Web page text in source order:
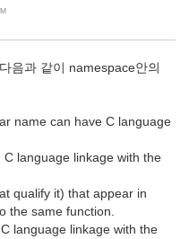
음과 같이 namespace안의
name can have C language
language linkage with the
qualify it) that appear in
the same function.
language linkage with the